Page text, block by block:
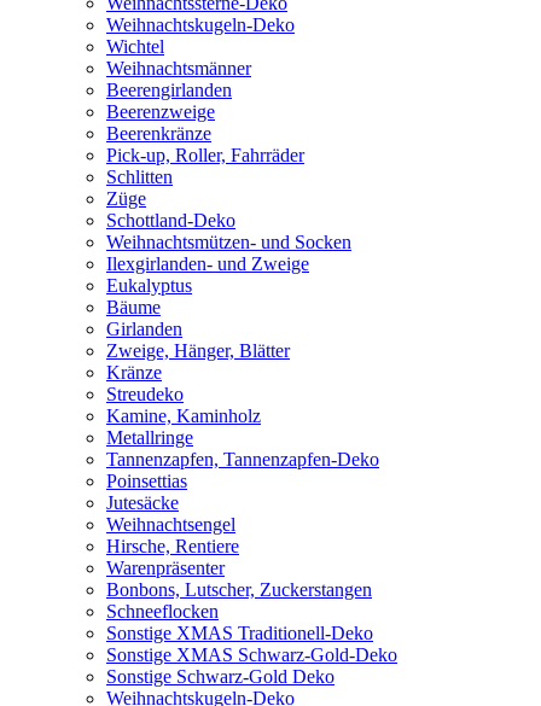
Weihnachtskugeln-Deko
Wichtel
Weihnachtsmänner
Beerengirlanden
Beerenzweige
Beerenkränze
Pick-up, Roller, Fahrräder
Schlitten
Züge
Schottland-Deko
Weihnachtsmützen- und Socken
Ilexgirlanden- und Zweige
Eukalyptus
Bäume
Girlanden
Zweige, Hänger, Blätter
Kränze
Streudeko
Kamine, Kaminholz
Metallringe
Tannenzapfen, Tannenzapfen-Deko
Poinsettias
Jutesäcke
Weihnachtsengel
Hirsche, Rentiere
Warenpräsenter
Bonbons, Lutscher, Zuckerstangen
Schneeflocken
Sonstige XMAS Traditionell-Deko
Sonstige XMAS Schwarz-Gold-Deko
Sonstige Schwarz-Gold Deko
Weihnachtskugeln-Deko